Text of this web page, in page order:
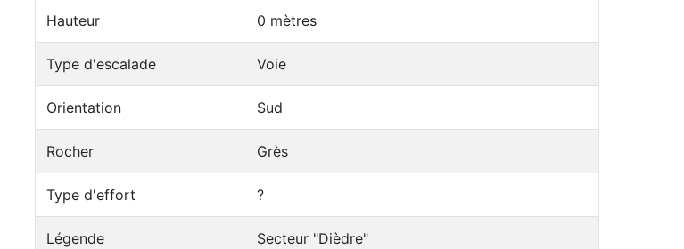
Hauteur 0 mètres
Type d'escalade Voie
Orientation Sud
Rocher Grès
Type d'effort ?
Légende Secteur "Dièdre"